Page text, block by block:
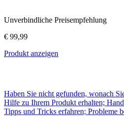
Unverbindliche Preisempfehlung
€ 99,99
Produkt anzeigen
Haben Sie nicht gefunden, wonach
Hilfe zu Ihrem Produkt erhalten;
Tipps und Tricks erfahren; Probleme